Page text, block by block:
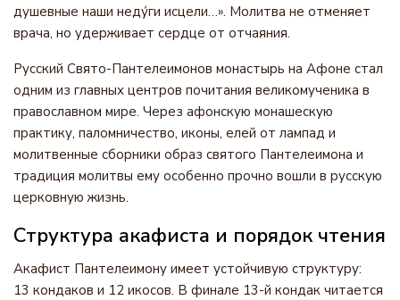
душевные наши неду́ги исцели…». Молитва не отменяет
врача, но удерживает сердце от отчаяния.
Русский Свято-Пантелеимонов монастырь на Афоне стал
одним из главных центров почитания великомученика в
православном мире. Через афонскую монашескую
практику, паломничество, иконы, елей от лампад и
молитвенные сборники образ святого Пантелеимона и
традиция молитвы ему особенно прочно вошли в русскую
церковную жизнь.
Структура акафиста и порядок чтения
Акафист Пантелеимону имеет устойчивую структуру:
13 кондаков и 12 икосов. В финале 13-й кондак читается